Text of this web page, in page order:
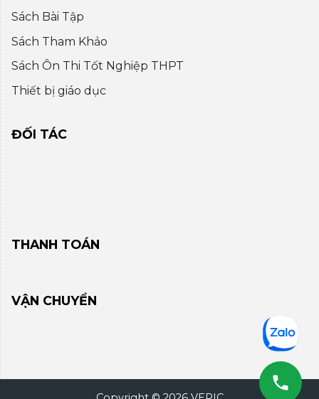
Sách Bài Tập
Sách Tham Khảo
Sách Ôn Thi Tốt Nghiệp THPT
Thiết bị giáo dục
ĐỐI TÁC
THANH TOÁN
VẬN CHUYỂN